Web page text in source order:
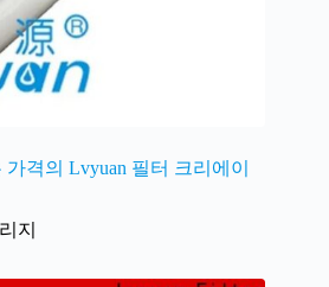
격의 Lvyuan 필터 크리에이
지